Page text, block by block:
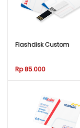
Flashdisk Custom
Rp 85.000